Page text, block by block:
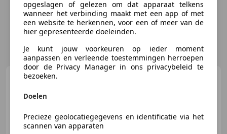
opgeslagen of gelezen om dat apparaat telkens
wanneer het verbinding maakt met een app of met
een website te herkennen, voor een of meer van de
hier gepresenteerde doeleinden.
Je kunt jouw voorkeuren op ieder moment
aanpassen en verleende toestemmingen herroepen
door de Privacy Manager in ons privacybeleid te
bezoeken.
Doelen
Precieze geolocatiegegevens en identificatie via het
scannen van apparaten